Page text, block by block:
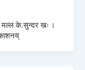
मल्ल के.सुन्दर खः ।